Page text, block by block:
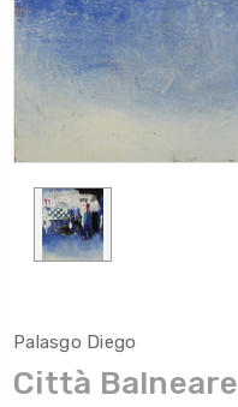
Palasgo Diego
Città Balneare